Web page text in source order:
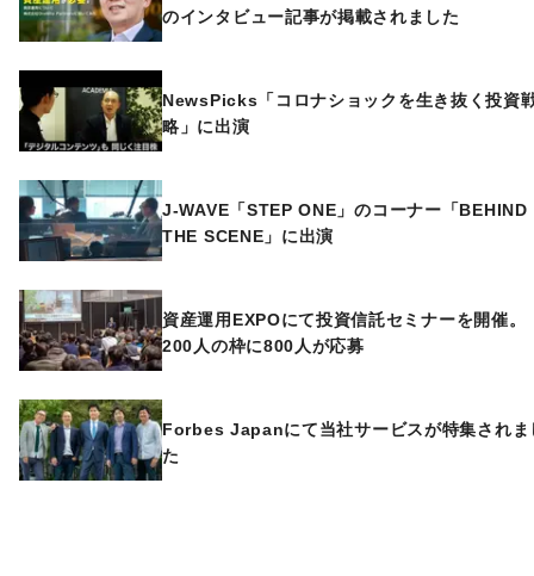
のインタビュー記事が掲載されました
NewsPicks「コロナショックを生き抜く投資
略」に出演
J-WAVE「STEP ONE」のコーナー「BEHIND
THE SCENE」に出演
資産運用EXPOにて投資信託セミナーを開催。
200人の枠に800人が応募
Forbes Japanにて当社サービスが特集されま
た